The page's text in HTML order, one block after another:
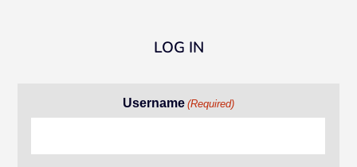
LOG IN
Username (Required)